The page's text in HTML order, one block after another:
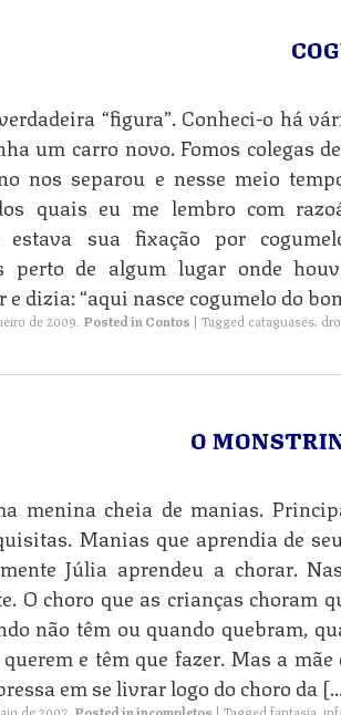
“figura”. Conheci-o há
um carro novo. Fomos colegas
nos separou e nesse meio
quais eu me lembro com
estava sua fixação por
perto de algum lugar onde
e dizia: “aqui nasce cogumelo do
de 2009. Posted inContos | Tagged cataguases,
O
menina cheia de manias.
Manias que aprendia de
Júlia aprendeu a chorar.
O choro que as crianças choram
não têm ou quando quebram,
e têm que fazer. Mas a
em se livrar logo do choro da